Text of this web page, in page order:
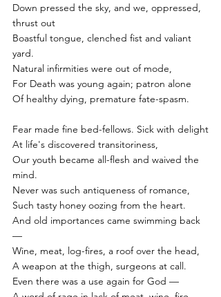
Down pressed the sky, and we, oppressed,
thrust out
Boastful tongue, clenched fist and valiant
yard.
Natural infirmities were out of mode,
For Death was young again; patron alone
Of healthy dying, premature fate-spasm.
Fear made fine bed-fellows. Sick with delight
At life's discovered transitoriness,
Our youth became all-flesh and waived the
mind.
Never was such antiqueness of romance,
Such tasty honey oozing from the heart.
And old importances came swimming back
—
Wine, meat, log-fires, a roof over the head,
A weapon at the thigh, surgeons at call.
Even there was a use again for God —